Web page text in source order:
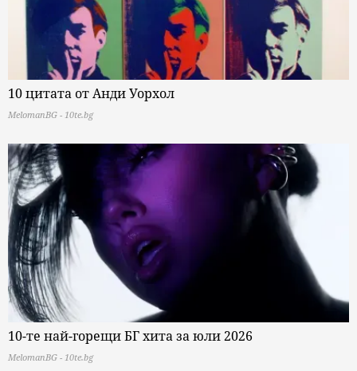
10 цитата от Анди Уорхол
MelomanBG - 10te.bg
10-те най-горещи БГ хита за юли 2026
MelomanBG - 10te.bg